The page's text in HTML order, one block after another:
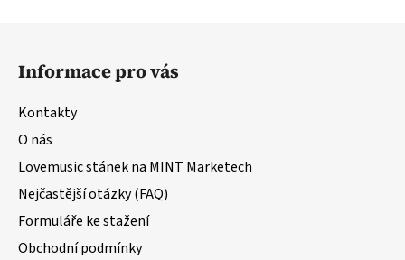
Informace pro vás
Kontakty
O nás
Lovemusic stánek na MINT Marketech
Nejčastější otázky (FAQ)
Formuláře ke stažení
Obchodní podmínky